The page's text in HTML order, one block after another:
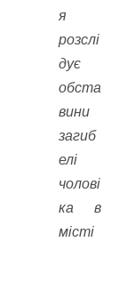
я
розслі
дує
обста
вини
загиб
елі
чолові
ка в
місті